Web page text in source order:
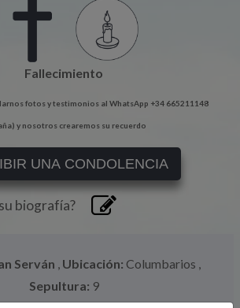
Fallecimiento
fotos y testimonios al WhatsApp +34 665211148
y nosotros crearemos su recuerdo
UNA CONDOLENCIA
biografía?
Serván , Ubicación: Columbarios ,
Sepultura: 9